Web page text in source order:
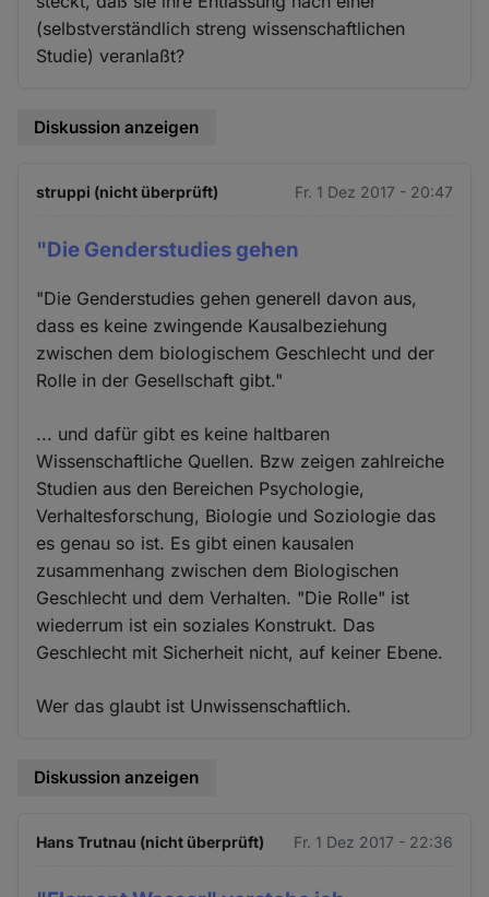
(selbstverständlich streng wissenschaftlichen
Studie) veranlaßt?
Diskussion anzeigen
struppi (nicht überprüft) Fr. 1 Dez 2017 - 20:47
"Die Genderstudies gehen
"Die Genderstudies gehen generell davon aus,
dass es keine zwingende Kausalbeziehung
zwischen dem biologischem Geschlecht und der
Rolle in der Gesellschaft gibt."
... und dafür gibt es keine haltbaren
Wissenschaftliche Quellen. Bzw zeigen zahlreiche
Studien aus den Bereichen Psychologie,
Verhaltesforschung, Biologie und Soziologie das
es genau so ist. Es gibt einen kausalen
zusammenhang zwischen dem Biologischen
Geschlecht und dem Verhalten. "Die Rolle" ist
wiederrum ist ein soziales Konstrukt. Das
Geschlecht mit Sicherheit nicht, auf keiner Ebene.
Wer das glaubt ist Unwissenschaftlich.
Diskussion anzeigen
Hans Trutnau (nicht überprüft) Fr. 1 Dez 2017 - 22:36